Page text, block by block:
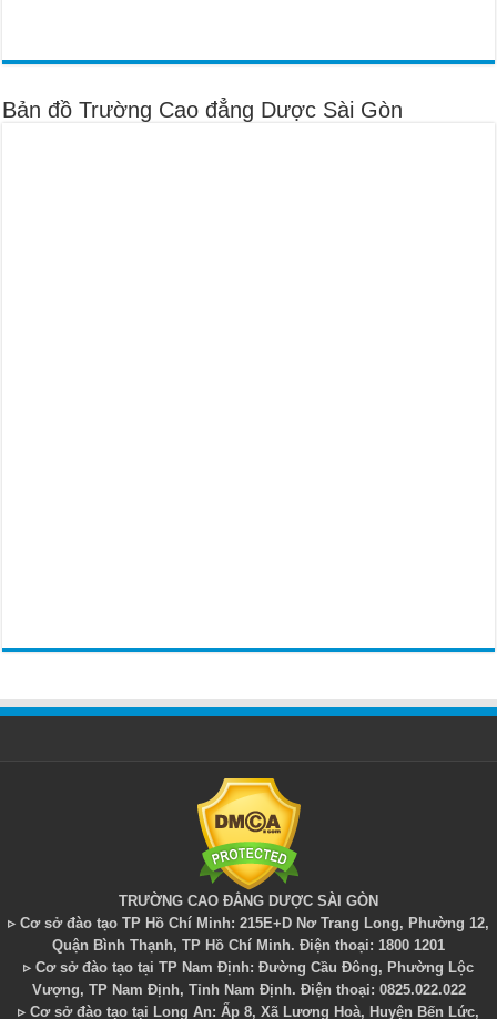
Bản đồ Trường Cao đẳng Dược Sài Gòn
TRƯỜNG CAO ĐẲNG DƯỢC SÀI GÒN
▹ Cơ sở đào tạo TP Hồ Chí Minh: 215E+D Nơ Trang Long, Phường 12,
Quận Bình Thạnh, TP Hồ Chí Minh. Điện thoại: 1800 1201
▹ Cơ sở đào tạo tại TP Nam Định: Đường Cầu Đông, Phường Lộc
Vượng, TP Nam Định, Tỉnh Nam Định. Điện thoại: 0825.022.022
▹ Cơ sở đào tạo tại Long An: Ấp 8, Xã Lương Hoà, Huyện Bến Lức,